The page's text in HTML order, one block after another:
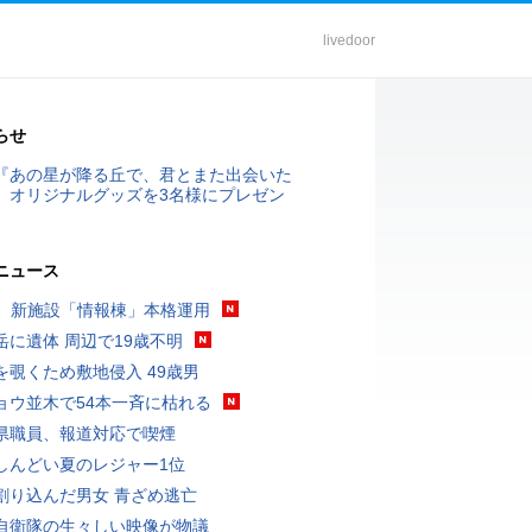
livedoor
せ
あの星が降る丘で、君とまた出会いた
オリジナルグッズを3名様にプレゼン
ュース
新施設「情報棟」本格運用
に遺体 周辺で19歳不明
覗くため敷地侵入 49歳男
ウ並木で54本一斉に枯れる
職員、報道対応で喫煙
んどい夏のレジャー1位
り込んだ男女 青ざめ逃亡
衛隊の生々しい映像が物議